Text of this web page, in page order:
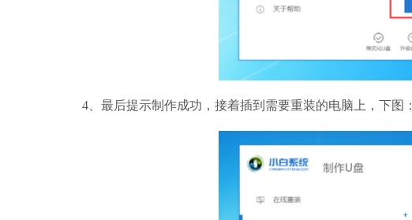
4、最后提示制作成功，接着插到需要重装的电脑上，下图：